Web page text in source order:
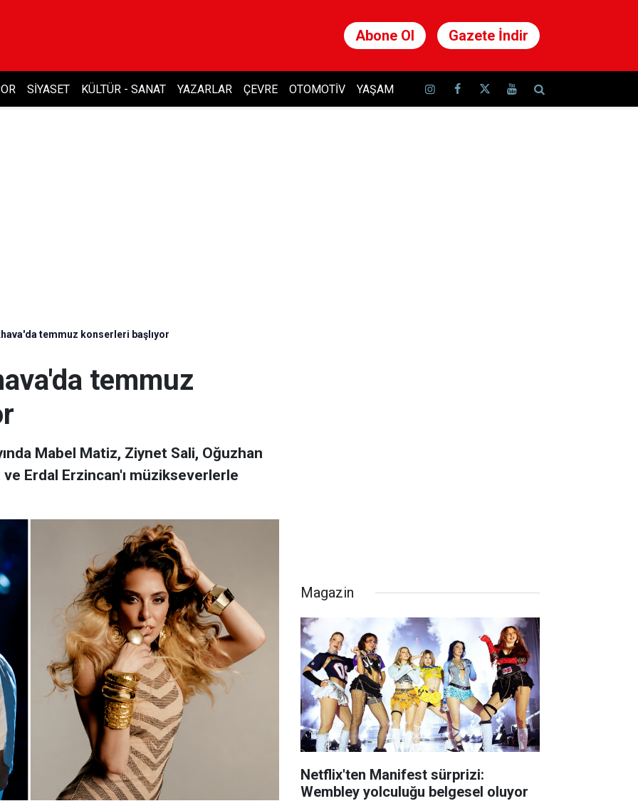
Abone Ol Gazete İndir
SIYASET KÜLTÜR - SANAT YAZARLAR ÇEVRE OTOMOTIV YAŞAM
temmuz konserleri başlıyor
temmuz
Mabel Matiz, Ziynet Sali, Oğuzhan
Erdal Erzincan'ı müzikseverlerle
Magazin
Netflix'ten Manifest sürprizi:
Wembley yolculuğu belgesel oluyor